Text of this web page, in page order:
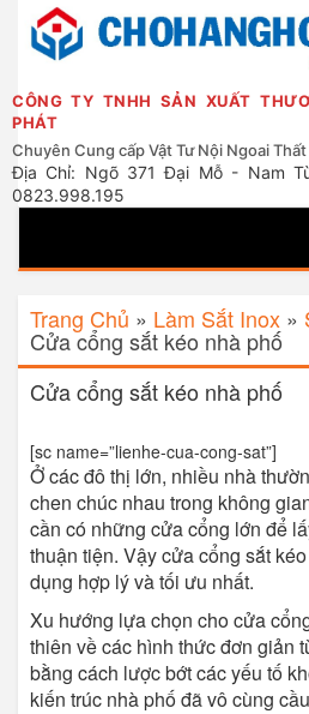
CÔNG TY TNHH SẢN XUẤT
PHÁT
Chuyên Cung cấp Vật Tư Nội Ngoai
Địa Chỉ: Ngõ 371 Đại Mỗ - Nam
0823.998.195
Trang Chủ » Làm Sắt Inox »
Cửa cổng sắt kéo nhà phố
Cửa cổng sắt kéo nhà phố
[sc name=”lienhe-cua-cong-sat”]
Ở các đô thị lớn, nhiều nhà
chen chúc nhau trong không
cần có những cửa cổng lớn để
thuận tiện. Vậy cửa cổng sắt
dụng hợp lý và tối ưu nhất.
Xu hướng lựa chọn cho cửa
thiên về các hình thức đơn giản
bằng cách lược bớt các yếu tố
kiến trúc nhà phố đã vô cùng